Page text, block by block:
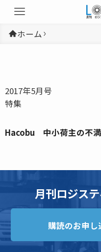
ホーム
2017年5月号
特集
Hacobu 中小荷主の不
月刊ロジス
購読のお申し